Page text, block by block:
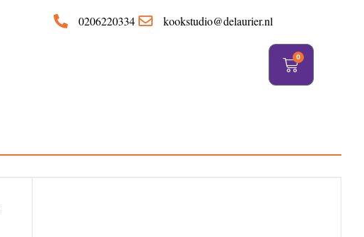
0206220334 kookstudio@delaurier.nl
0